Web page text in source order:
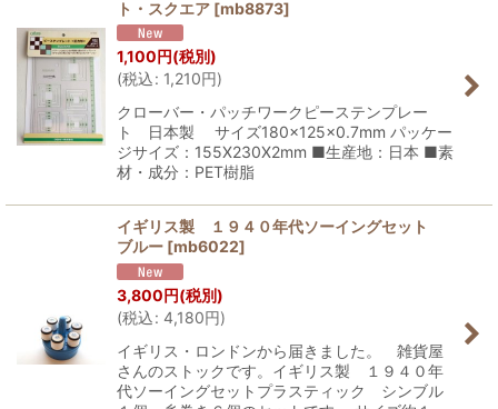
ト・スクエア [mb8873]
1,100円(税別)
(税込: 1,210円)
クローバー・パッチワークピーステンプレー
ト 日本製 サイズ180×125×0.7mm パッケー
ジサイズ：155X230X2mm ■生産地：日本 ■素
材・成分：PET樹脂
イギリス製 １９４０年代ソーイングセット
ブルー [mb6022]
3,800円(税別)
(税込: 4,180円)
イギリス・ロンドンから届きました。 雑貨屋
さんのストックです。イギリス製 １９４０年
代ソーイングセットプラスティック シンブル